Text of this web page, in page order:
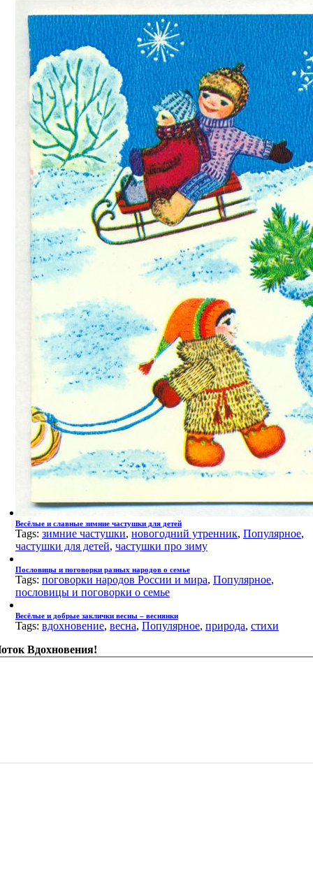
Весёлые и славные зимние частушки для детей
Tags: зимние частушки, новогодний утренник, Популярное,
частушки для детей, частушки про зиму
Пословицы и поговорки разных народов о семье
Tags: поговорки народов России и мира, Популярное,
пословицы и поговорки о семье
Весёлые и добрые заклички весны – веснянки
Tags: вдохновение, весна, Популярное, природа, стихи
Вдохновения!